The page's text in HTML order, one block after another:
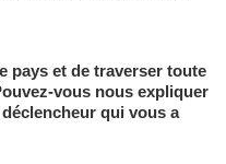
vous nous expliquer
qui vous a